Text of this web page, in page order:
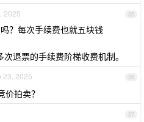
35
2025
？每次手续费也就五块钱
退票的手续费阶梯收费机制。
36
23, 2025
拍卖？
37